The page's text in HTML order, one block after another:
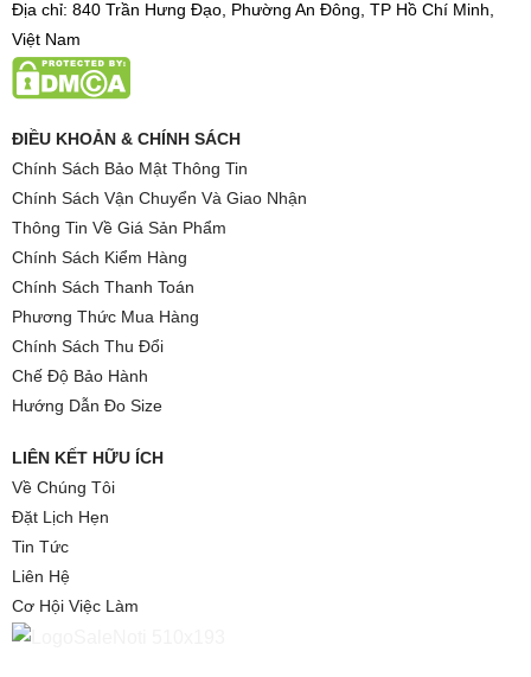
Địa chỉ: 840 Trần Hưng Đạo, Phường An Đông, TP Hồ Chí Minh,
Việt Nam
ĐIỀU KHOẢN & CHÍNH SÁCH
Chính Sách Bảo Mật Thông Tin
Chính Sách Vận Chuyển Và Giao Nhận
Thông Tin Về Giá Sản Phẩm
Chính Sách Kiểm Hàng
Chính Sách Thanh Toán
Phương Thức Mua Hàng
Chính Sách Thu Đổi
Chế Độ Bảo Hành
Hướng Dẫn Đo Size
LIÊN KẾT HỮU ÍCH
Về Chúng Tôi
Đặt Lịch Hẹn
Tin Tức
Liên Hệ
Cơ Hội Việc Làm